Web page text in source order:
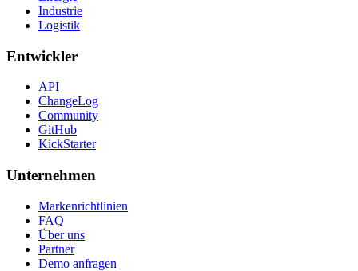
Industrie
Logistik
Entwickler
API
ChangeLog
Community
GitHub
KickStarter
Unternehmen
Markenrichtlinien
FAQ
Über uns
Partner
Demo anfragen